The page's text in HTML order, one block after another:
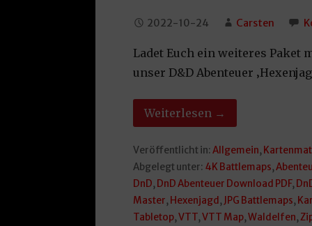
2022-10-24 Carsten
Ladet Euch ein weiteres Paket
unser D&D Abenteuer
Weiterlesen →
Veröffentlicht in:Allgemein,
Abgelegt unter: 4K Battlemaps,
DnD, DnD Abenteuer Download PDF,
Master, Hexenjagd , JPG Battlemaps,
Tabletop,VTT,VTT Map,Waldelfen,